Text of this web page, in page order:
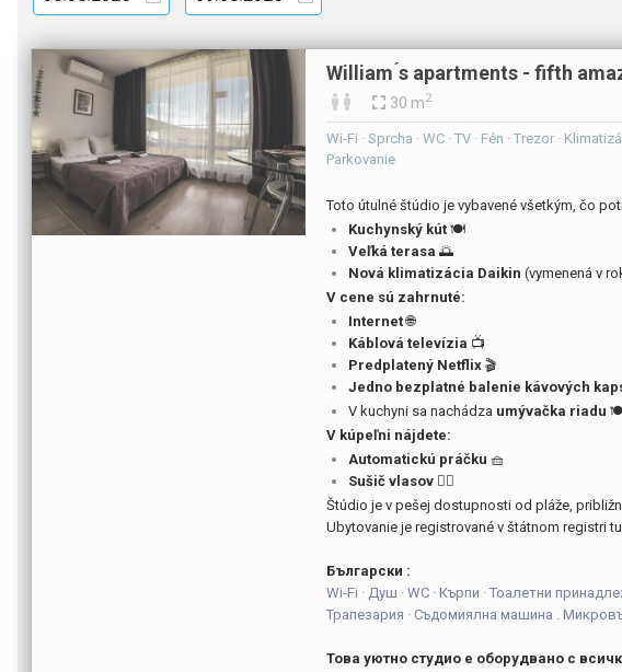
William ́s apartments - fifth
30 m2
Wi-Fi · Sprcha · WC · TV · Fén · Trezor ·
Parkovanie
Toto útulné štúdio je vybavené všetkým, čo
Kuchynský kút 🍽️
Veľká terasa 🌅
Nová klimatizácia Daikin (vymenená v
V cene sú zahrnuté:
Internet🌐
Káblová televízia 📺
Predplatený Netflix 🎬
Jedno bezplatné balenie kávových
V kuchyni sa nachádza umývačka riadu
V kúpeľni nájdete:
Automatickú práčku 🧺
Sušič vlasov 💇‍♀️
Štúdio je v pešej dostupnosti od pláže,
Ubytovanie je registrované v štátnom registri
Български :
Wi-Fi · Душ · WC · Кърпи · Тоалетни
Трапезария · Съдомиялна машина .
Това уютно студио е оборудвано с